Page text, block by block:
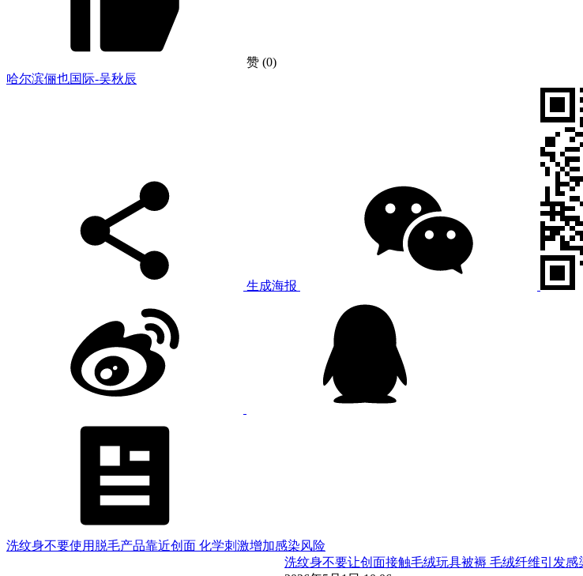
赞 (0)
哈尔滨俪也国际-吴秋辰
生成海报
洗纹身不要使用脱毛产品靠近创面 化学刺激增加感染风险
洗纹身不要让创面接触毛绒玩具被褥 毛绒纤维引发感